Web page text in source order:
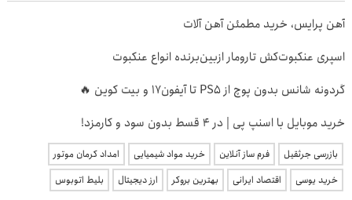
آهن پرایس، خرید مطمئن آهن آلات
اسپری عنکبوت‌‌کش تارومار ازبین‌برنده انواع عنکبوت
گردونه شانس بدون پوچ از PS5 تا آیفون17 و بیت کوین 🔥
خرید موبایل با اسنپ پی | در ۴ قسط بدون سود و کارمزد!
بازرسی جرثقیل فرم ساز آنلاین خرید مواد شیمیایی
امداد کرمان موتور
خرید یوسی
اقتصاد ایرانی بهترین بروکر ارز دیجیتال بلیط اتوبوس